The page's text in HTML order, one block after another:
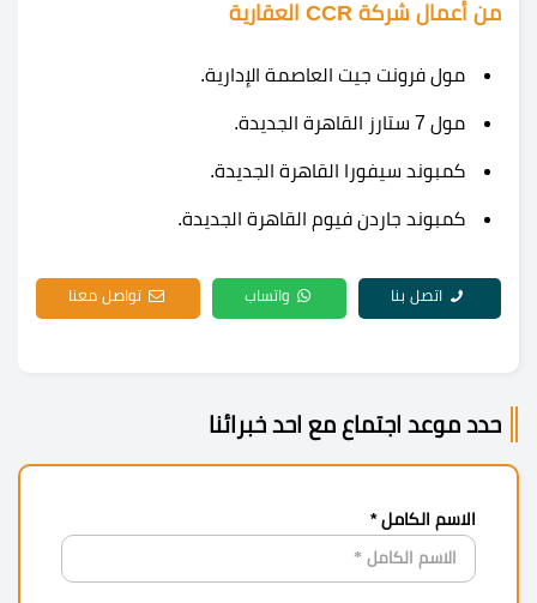
من أعمال شركة CCR العقارية
مول فرونت جيت العاصمة الإدارية.
مول 7 ستارز القاهرة الجديدة.
كمبوند سيفورا القاهرة الجديدة.
كمبوند جاردن فيوم القاهرة الجديدة.
اتصل بنا واتساب تواصل معنا
حدد موعد اجتماع مع احد خبرائنا
الاسم الكامل *